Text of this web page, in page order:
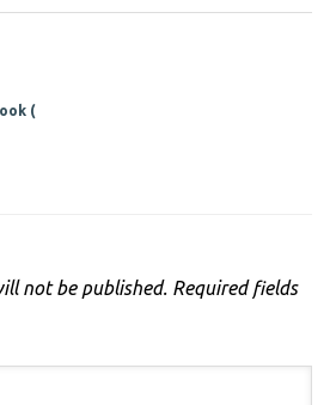
(
not be published. Required fields